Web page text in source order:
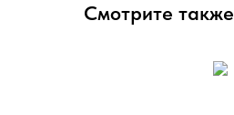
Смотрите также